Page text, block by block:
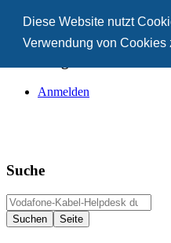
Diese Website nutzt
Verwendung von Cookies
Anonym
Anmelden
Suche